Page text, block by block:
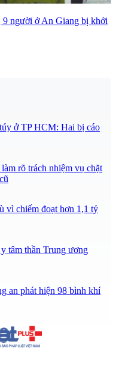
9 người ở An Giang bị khởi
ở TP HCM: Hai bị cáo
rõ trách nhiệm vụ chặt
vì chiếm đoạt hơn 1,1 tỷ
tâm thần Trung ương
an phát hiện 98 bình khí